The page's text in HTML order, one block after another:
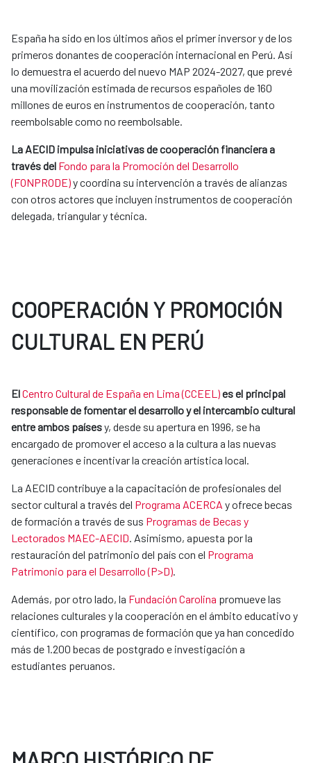
España ha sido en los últimos años el primer inversor y de los
primeros donantes de cooperación internacional en Perú. Así
lo demuestra el acuerdo del nuevo MAP 2024-2027, que prevé
una movilización estimada de recursos españoles de 160
millones de euros en instrumentos de cooperación, tanto
reembolsable como no reembolsable.
La AECID impulsa iniciativas de cooperación financiera a
través del Fondo para la Promoción del Desarrollo
(FONPRODE)y coordina su intervención a través de alianzas
con otros actores que incluyen instrumentos de cooperación
delegada, triangular y técnica.
COOPERACIÓN Y PROMOCIÓN
CULTURAL EN PERÚ
ElCentro Cultural de España en Lima (CCEEL)es el principal
responsable de fomentar el desarrollo y el intercambio cultural
entre ambos paísesy, desde su apertura en 1996, se ha
encargado de promover el acceso a la cultura a las nuevas
generaciones e incentivar la creación artística local.
La AECID contribuye a la capacitación de profesionales del
sector cultural a través del Programa ACERCA y ofrece becas
de formación a través de sus Programas de Becas y
Lectorados MAEC-AECID. Asimismo, apuesta por la
restauración del patrimonio del país con el Programa
Patrimonio para el Desarrollo (P>D).
Además, por otro lado, la Fundación Carolina promueve las
relaciones culturales y la cooperación en el ámbito educativo y
científico, con programas de formación que ya han concedido
más de 1.200 becas de postgrado e investigación a
estudiantes peruanos.